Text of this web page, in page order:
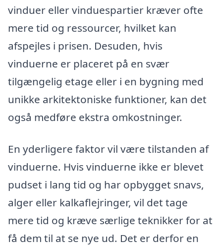
vinduer eller vinduespartier kræver ofte
mere tid og ressourcer, hvilket kan
afspejles i prisen. Desuden, hvis
vinduerne er placeret på en svær
tilgængelig etage eller i en bygning med
unikke arkitektoniske funktioner, kan det
også medføre ekstra omkostninger.
En yderligere faktor vil være tilstanden af
vinduerne. Hvis vinduerne ikke er blevet
pudset i lang tid og har opbygget snavs,
alger eller kalkaflejringer, vil det tage
mere tid og kræve særlige teknikker for at
få dem til at se nye ud. Det er derfor en